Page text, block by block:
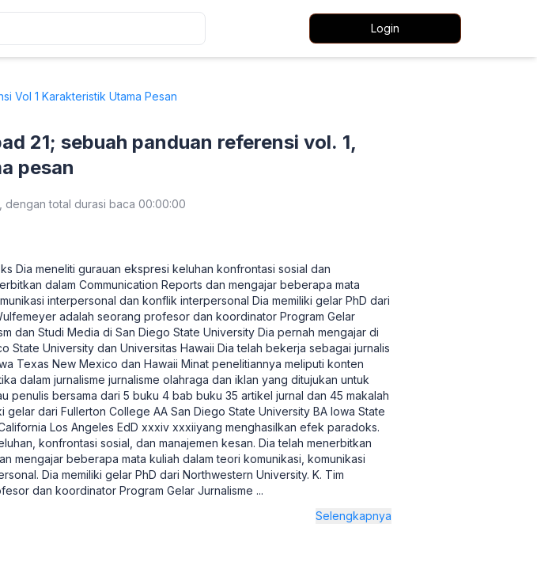
Login
Vol 1 Karakteristik Utama Pesan
21; sebuah panduan referensi vol. 1,
pesan
dengan total durasi baca 00:00:00
Dia meneliti gurauan ekspresi keluhan konfrontasi sosial dan
dalam Communication Reports dan mengajar beberapa mata
interpersonal dan konflik interpersonal Dia memiliki gelar PhD dari
adalah seorang profesor dan koordinator Program Gelar
dan Studi Media di San Diego State University Dia pernah mengajar di
State University dan Universitas Hawaii Dia telah bekerja sebagai jurnalis
Texas New Mexico dan Hawaii Minat penelitiannya meliputi konten
dalam jurnalisme jurnalisme olahraga dan iklan yang ditujukan untuk
penulis bersama dari 5 buku 4 bab buku 35 artikel jurnal dan 45 makalah
gelar dari Fullerton College AA San Diego State University BA Iowa State
Los Angeles EdD xxxiv xxxiiyang menghasilkan efek paradoks.
konfrontasi sosial, dan manajemen kesan. Dia telah menerbitkan
mengajar beberapa mata kuliah dalam teori komunikasi, komunikasi
Dia memiliki gelar PhD dari Northwestern University. K. Tim
dan koordinator Program Gelar Jurnalisme ...
Selengkapnya